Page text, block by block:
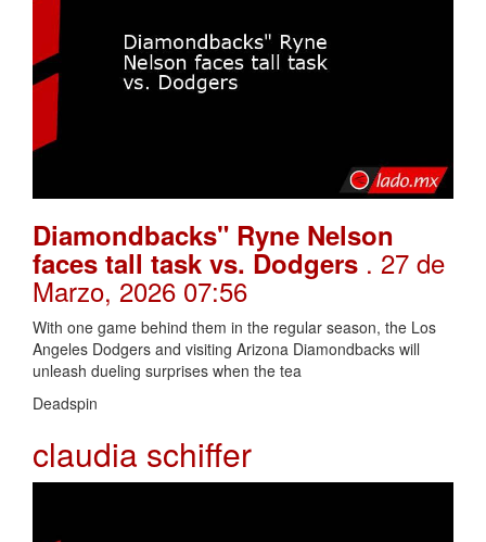
Diamondbacks" Ryne Nelson
faces tall task vs. Dodgers . 27 de
Marzo, 2026 07:56
With one game behind them in the regular season, the Los
Angeles Dodgers and visiting Arizona Diamondbacks will
unleash dueling surprises when the tea
Deadspin
claudia schiffer